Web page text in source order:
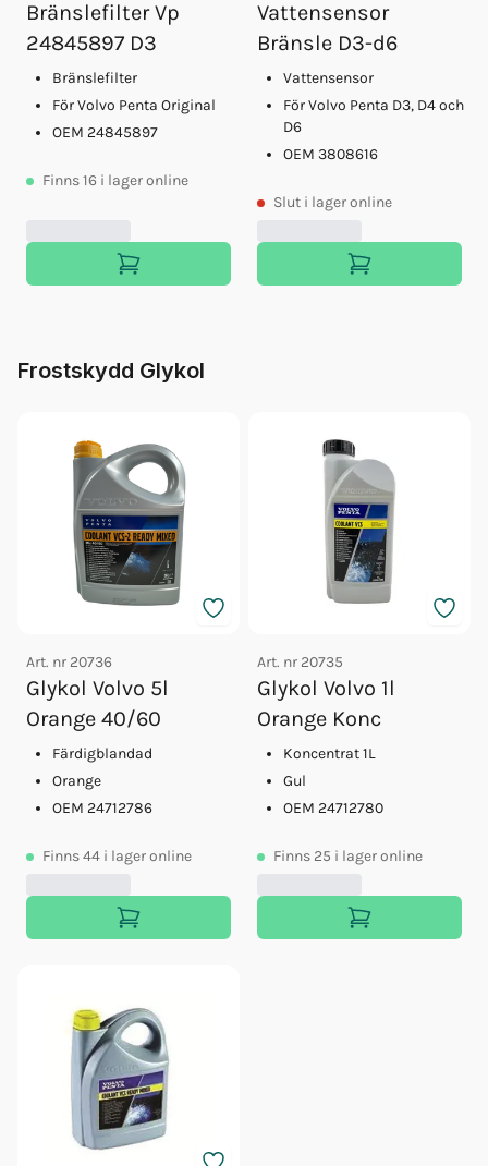
Impeller D3 (21951352)
Orb Vp Servicesats D3 2010-
Motorolja Vds4.5 15w40 5l
Motorolja Vds4.5 15w40 20l
Motorolja Vds4.5 15w40 1l
Bränslefilter Vp
24845897 D3
Bränslefilter
För Volvo Penta Original
OEM 24845897
Finns16 i lager online
Vattensensor
Bränsle D3-d6
Vattensensor
För Volvo Penta D3, D4 och
D6
OEM 3808616
Slut i lager online
Frostskydd Glykol
Art. nr 20736
Glykol Volvo 5l
Orange 40/60
Färdigblandad
Orange
OEM 24712786
Finns44 i lager online
Art. nr 20735
Glykol Volvo 1l
Orange Konc
Koncentrat 1L
Gul
OEM 24712780
Finns 25 i lager online